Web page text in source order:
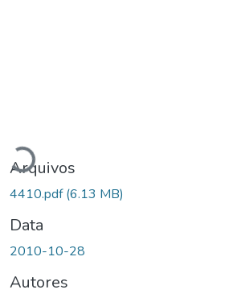
Carregando...
Arquivos
4410.pdf(6.13 MB)
Data
2010-10-28
Autores